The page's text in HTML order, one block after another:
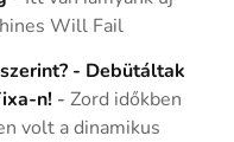
Will Fail
- Debütáltak
n! -Zord időkben
volt a dinamikus